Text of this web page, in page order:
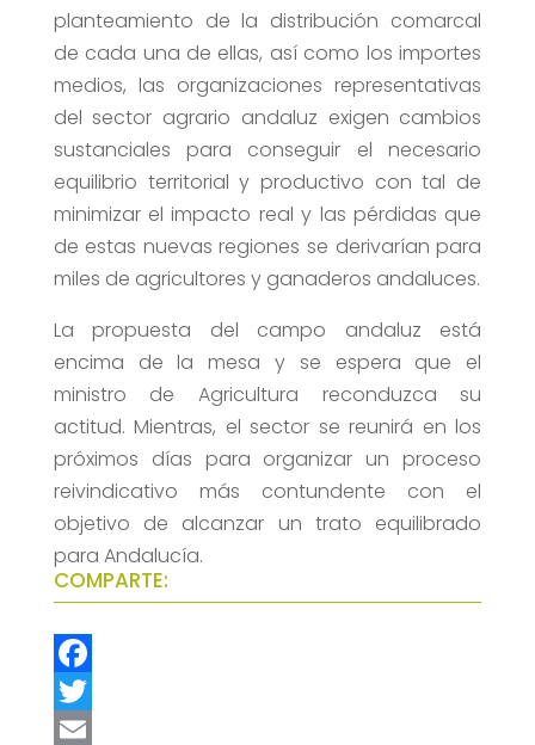
planteamiento de la distribución comarcal
de cada una de ellas, así como los importes
medios, las organizaciones representativas
del sector agrario andaluz exigen cambios
sustanciales para conseguir el necesario
equilibrio territorial y productivo con tal de
minimizar el impacto real y las pérdidas que
de estas nuevas regiones se derivarían para
miles de agricultores y ganaderos andaluces.
La propuesta del campo andaluz está
encima de la mesa y se espera que el
ministro de Agricultura reconduzca su
actitud. Mientras, el sector se reunirá en los
próximos días para organizar un proceso
reivindicativo más contundente con el
objetivo de alcanzar un trato equilibrado
para Andalucía.
COMPARTE:
F
a
T